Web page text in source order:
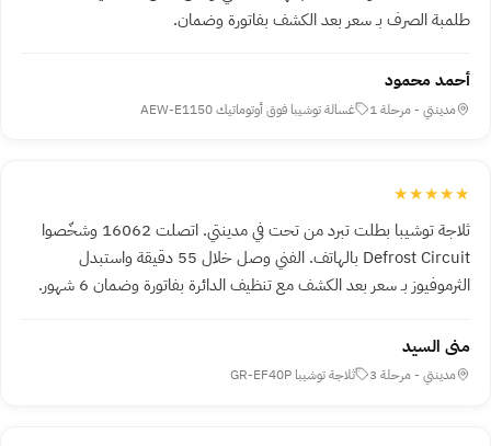
طلمبة الصرف بـ سعر بعد الكشف بفاتورة وضمان.
أحمد محمود
مدينتي - مرحلة 1 غسالة توشيبا فوق أوتوماتيك AEW-E1150
★★★★★
ثلاجة توشيبا بطلت تبرد من تحت في مدينتي. اتصلت 16062 وشخّصوا
Defrost Circuit بالهاتف. الفني وصل خلال 55 دقيقة واستبدل
الثرموفيوز بـ سعر بعد الكشف مع تنظيف الدائرة بفاتورة وضمان 6 شهور.
منى السيد
مدينتي - مرحلة 3 ثلاجة توشيبا GR-EF40P